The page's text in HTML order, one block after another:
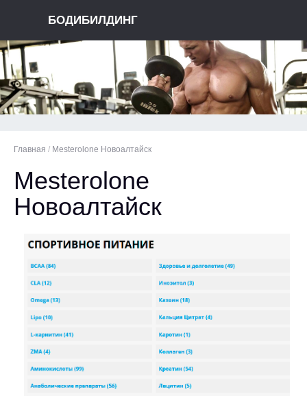
БОДИБИЛДИНГ
Главная / Mesterolone Новоалтайск
Mesterolone
Новоалтайск